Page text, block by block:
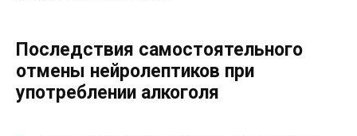
Последствия самостоятельного
отмены нейролептиков при
употреблении алкоголя